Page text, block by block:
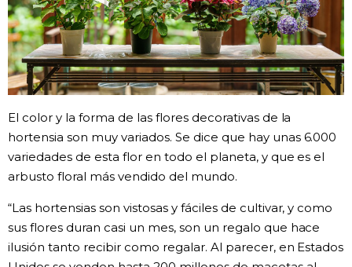
El color y la forma de las flores decorativas de la
hortensia son muy variados. Se dice que hay unas 6.000
variedades de esta flor en todo el planeta, y que es el
arbusto floral más vendido del mundo.
“Las hortensias son vistosas y fáciles de cultivar, y como
sus flores duran casi un mes, son un regalo que hace
ilusión tanto recibir como regalar. Al parecer, en Estados